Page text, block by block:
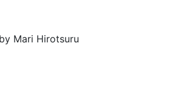
Mari Hirotsuru